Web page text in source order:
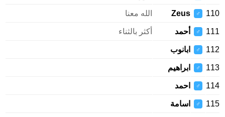
110
♂
Zeus الله معنا
111
♂ أحمد أكثر بالثناء
112
♂ ابانوب
113
♂ ابراهيم
114
♂ احمد
115
♂ اسامة